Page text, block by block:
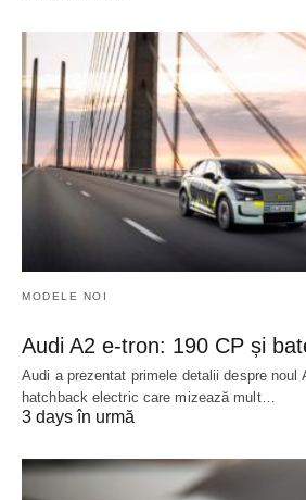
MODELE NOI
Audi A2 e-tron: 190 CP și
Audi a prezentat primele detalii despre noul
hatchback electric care mizează mult…
3 days în urmă